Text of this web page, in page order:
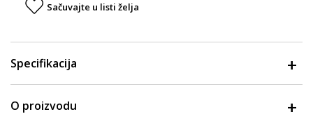
Sačuvajte u listi želja
Specifikacija
O proizvodu